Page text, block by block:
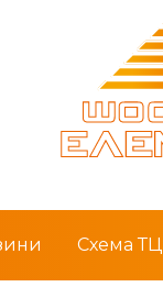
Схема ТЦ